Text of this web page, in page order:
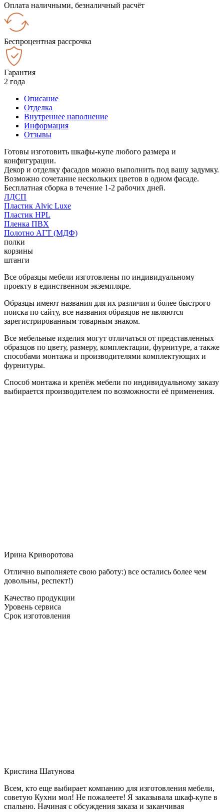
Оплата наличными, безналичный расчёт
Беспроцентная рассрочка
Гарантия
2 года
Описание
Отделка
Внутреннее наполнение
Информация
Отзывы
Готовы изготовить шкафы-купе любого размера и
конфигурации.
Декор и отделку фасадов можно выполнить под вашу задумку.
Возможно сочетание нескольких цветов в одном фасаде.
Бесплатная сборка в течение 1-2 рабочих дней.
ЛДСП
Пластик Alvic Luxe
Пластик HPL
Пленка ПВХ
Полотно АГТ (МДФ)
полки
корзины
штанги
Все образцы мебели изготовлены по индивидуальному
проекту в единственном экземпляре.
Образцы имеют названия для их различия и более быстрого
поиска по сайту, все названия образцов не являются
зарегистрированным товарным знаком.
Все мебельные изделия могут отличаться от представленных
образцов по цвету, размеру, комплектации, фурнитуре, а также
способами монтажа и производителями комплектующих и
фурнитуры.
Способ монтажа и крепёж мебели по индивидуальному заказу
выбирается производителем по возможности её применения.
Ирина Криворотова
Отлично выполняете свою работу:) все остались более чем
довольны, респект!)
Качество продукции
Уровень сервиса
Срок изготовления
Кристина Шатунова
Всем, кто еще выбирает компанию для изготовления мебели,
советую Кухни мол! Не пожалеете! Я заказывала шкаф-купе в
спальню. Начиная с обсуждения заказа и заканчивая